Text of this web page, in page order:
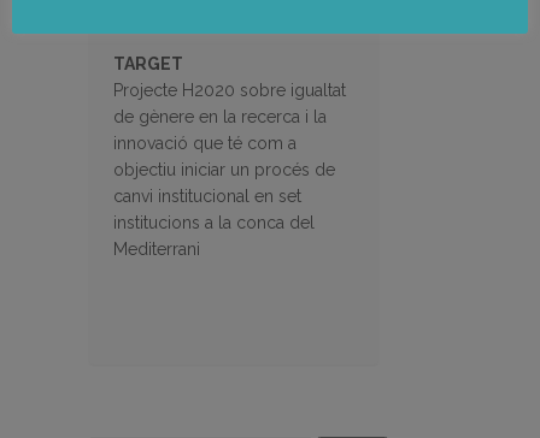
TARGET
Projecte H2020 sobre igualtat
de gènere en la recerca i la
innovació que té com a
objectiu iniciar un procés de
canvi institucional en set
institucions a la conca del
Mediterrani